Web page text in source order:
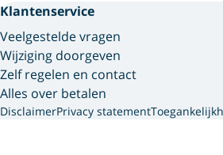
Klantenservice
Veelgestelde vragen
Wijziging doorgeven
Zelf regelen en contact
Alles over betalen
DisclaimerPrivacy statement